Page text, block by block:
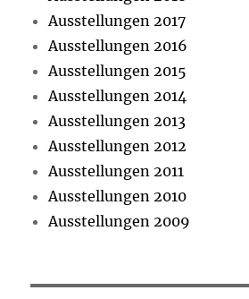
Ausstellungen 2017
Ausstellungen 2016
Ausstellungen 2015
Ausstellungen 2014
Ausstellungen 2013
Ausstellungen 2012
Ausstellungen 2011
Ausstellungen 2010
Ausstellungen 2009